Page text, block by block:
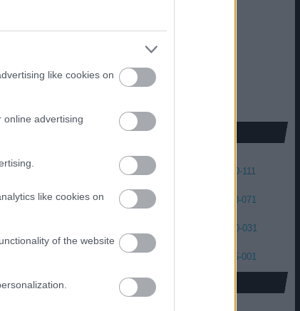
like cookies on
online advertising
like cookies on
of the website
állják
de
ami
jack skellington
2012 2011
Takács Máté
150-141 140-131 120-111
110-101 100-091 080-071
040-031
005-001